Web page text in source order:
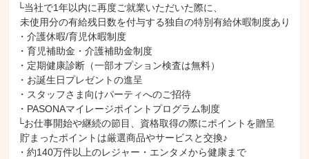
└当社で1年以内に再度ご就業いただいた際に、
・介護休暇/育児休暇制度
・育児補助金・介護補助金制度
・定期健康診断（一部オプション検査は無料）
・お誕生日プレゼントの進呈
・スタッフさま向けパーティへのご招待
・PASONAマイレージポイントプログラム制度
└お仕事開始や継続の節目、資格取得の際にポイントを贈呈
・約140万件以上のレジャー・エンタメから健康まで